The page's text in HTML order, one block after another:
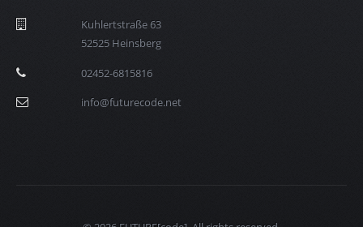
36 eßartstrelhuK
grebsnieH 52525
6185186-25420
ten.edocerutuf@ofni